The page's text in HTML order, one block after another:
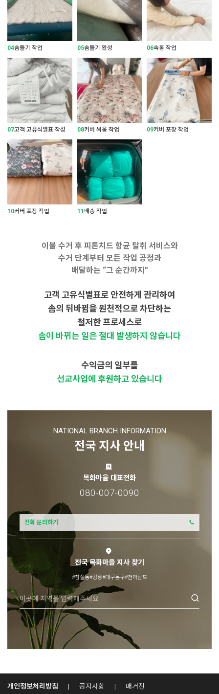
04솜틀기 작업 05솜틀기 완성 06속통 작업
07고객 고유식별표 작성 08커버 씌움 작업 09커버 포장 작업
10커버 포장 작업 11 배송 작업
이불 수거 후 피톤치드 항균 탈취 서비스와
수거 단계부터 모든 작업 공정과
배달하는 “그 순간까지”
고객 고유식별표로 안전하게 관리하여
솜의 뒤바뀜을 원천적으로 차단하는
철저한 프로세스로
솜이 바뀌는 일은 절대 발생하지 않습니다
수익금의 일부를
선교사업에 후원하고 있습니다
NATIONAL BRANCH INFORMATION
전국 지사 안내
목화마을 대표전화
080-007-0090
전화 문의하기
전국 목화마을 지사 찾기
#잠실동#강릉#대구동구#전라남도
개인정보처리방침 공지사항 매거진